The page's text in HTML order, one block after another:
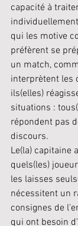
capacité à
qui les motive
préfèrent se
un match,
interprètent les
ils(elles)
situations :
répondent pas
discours.
Le(la) capitaine
quels(les)
les laisses
nécessitent un
consignes de
qui ont besoin